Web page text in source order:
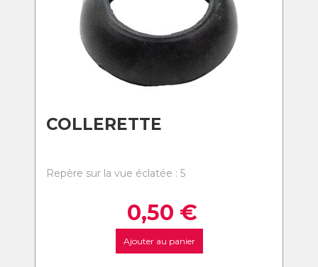
COLLERETTE
Repère sur la vue éclatée : 5
0,50 €
Ajouter au panier